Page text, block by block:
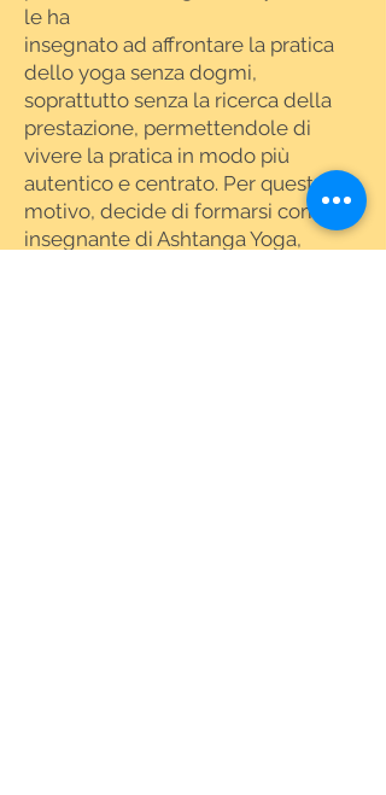
le ha
insegnato ad affrontare la pratica
dello yoga senza dogmi,
soprattutto senza la ricerca della
prestazione, permettendole di
vivere la pratica in modo più
autentico e centrato. Per questo
motivo, decide di formarsi come
insegnante di Ashtanga Yoga,